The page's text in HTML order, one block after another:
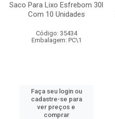
Saco Para Lixo Esfrebom 30l
Com 10 Unidades
Código: 35434
Embalagem: PC\1
Faça seu login ou
cadastre-se para
ver preços e
comprar